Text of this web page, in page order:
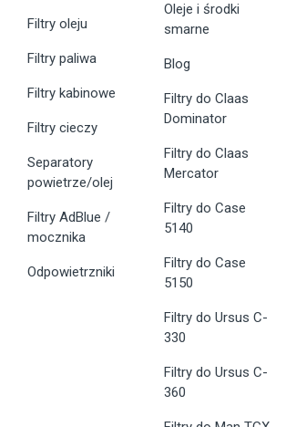
Filtry oleju
Filtry paliwa
Filtry kabinowe
Filtry cieczy
Separatory
powietrze/olej
Filtry AdBlue /
mocznika
Odpowietrzniki
Oleje i środki
smarne
Blog
Filtry do Claas
Dominator
Filtry do Claas
Mercator
Filtry do Case
5140
Filtry do Case
5150
Filtry do Ursus C-
330
Filtry do Ursus C-
360